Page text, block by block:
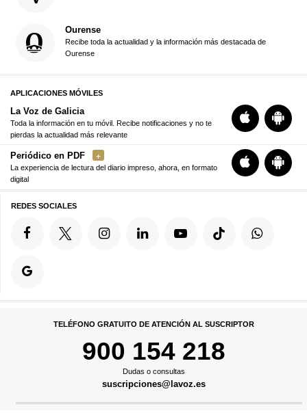
Ourense
Recibe toda la actualidad y la información más destacada de
Ourense
APLICACIONES MÓVILES
La Voz de Galicia
Toda la información en tu móvil. Recibe notificaciones y no te
pierdas la actualidad más relevante
Periódico en PDF
La experiencia de lectura del diario impreso, ahora, en formato
digital
REDES SOCIALES
TELÉFONO GRATUITO DE ATENCIÓN AL SUSCRIPTOR
900 154 218
Dudas o consultas
suscripciones@lavoz.es